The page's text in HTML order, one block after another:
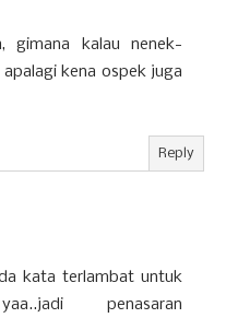
gimana kalau nenek-
kena ospek juga
Reply
kata terlambat untuk
penasaran